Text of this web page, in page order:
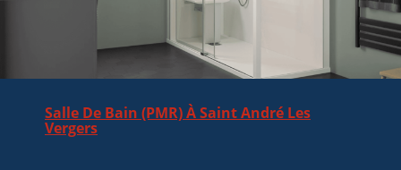
Salle De Bain (PMR) À Saint André Les
Vergers